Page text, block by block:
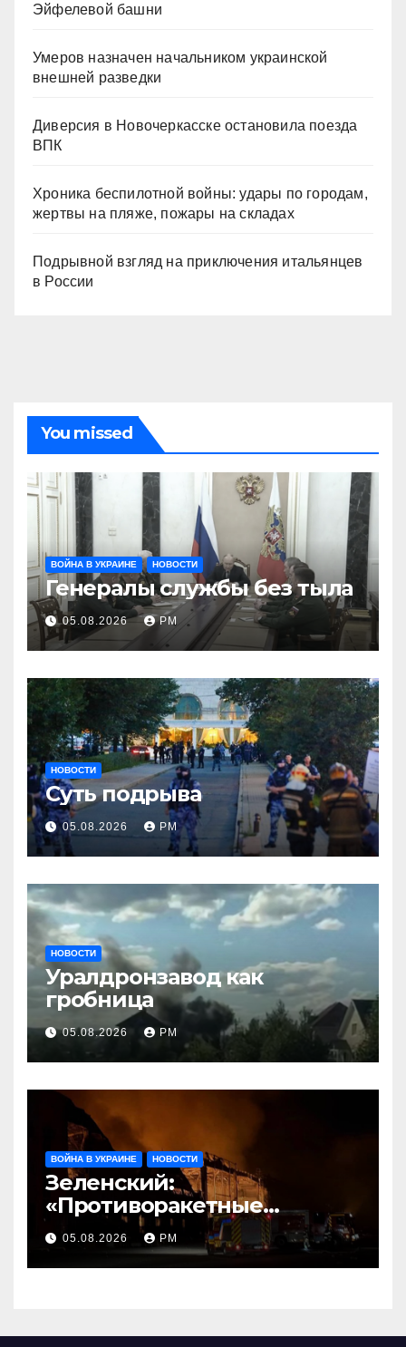
Эйфелевой башни
Умеров назначен начальником украинской
внешней разведки
Диверсия в Новочеркасске остановила поезда
ВПК
Хроника беспилотной войны: удары по городам,
жертвы на пляже, пожары на складах
Подрывной взгляд на приключения итальянцев
в России
You missed
ВОЙНА В УКРАИНЕ НОВОСТИ
Генералы службы без тыла
05.08.2026 РМ
НОВОСТИ
Суть подрыва
05.08.2026 РМ
НОВОСТИ
Уралдронзавод как
гробница
05.08.2026 РМ
ВОЙНА В УКРАИНЕ НОВОСТИ
Зеленский:
«Противоракетные
средства могли бы спасти
погибших сегодня»
05.08.2026 РМ